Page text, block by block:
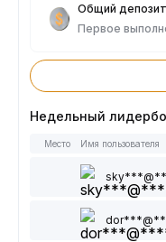
Общий депозит
Первое
Недельный
Место Имя пользователя